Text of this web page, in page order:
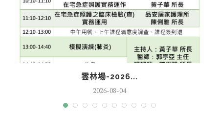
雲林場-2026...
2026-08-04